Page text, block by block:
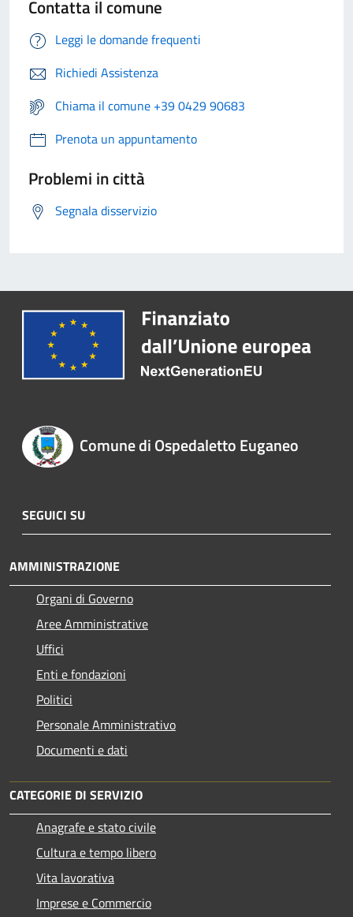
Contatta il comune
Leggi le domande frequenti
Richiedi Assistenza
Chiama il comune +39 0429 90683
Prenota un appuntamento
Problemi in città
Segnala disservizio
Comune di Ospedaletto Euganeo
SEGUICI SU
AMMINISTRAZIONE
Organi di Governo
Aree Amministrative
Uffici
Enti e fondazioni
Politici
Personale Amministrativo
Documenti e dati
CATEGORIE DI SERVIZIO
Anagrafe e stato civile
Cultura e tempo libero
Vita lavorativa
Imprese e Commercio